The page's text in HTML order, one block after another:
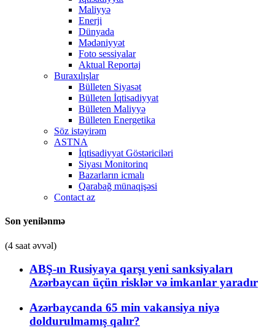
Maliyyə
Enerji
Dünyada
Mədəniyyət
Foto sessiyalar
Aktual Reportaj
Buraxılışlar
Bülleten Siyasət
Bülleten İqtisadiyyat
Bülleten Maliyyə
Bülleten Energetika
Söz istəyirəm
ASTNA
İqtisadiyyat Göstəriciləri
Siyası Monitorinq
Bazarların icmalı
Qarabağ münaqişəsi
Contact az
Son yenilənmə
(4 saat əvvəl)
ABŞ-ın Rusiyaya qarşı yeni sanksiyaları
Azərbaycan üçün risklər və imkanlar yaradır
Azərbaycanda 65 min vakansiya niyə
doldurulmamış qalır?